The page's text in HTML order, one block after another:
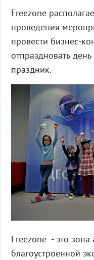
Freezone
проведения
провести бизнес-
отпраздновать
праздник.
Freezone - это зона
благоустроенной